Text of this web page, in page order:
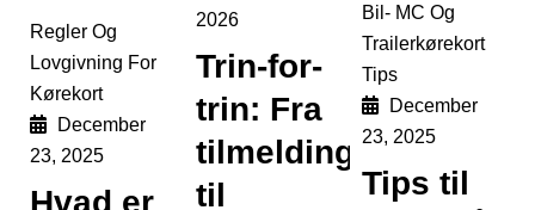
2026
Trin-for-
trin: Fra
tilmelding
til
Bil- MC Og
Trailerkørekort
Tips
December
23, 2025
Tips til
Regler Og
Lovgivning For
Kørekort
December
23, 2025
Hvad er